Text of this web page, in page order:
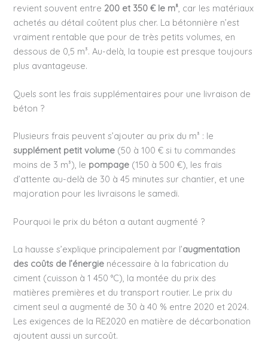
revient souvent entre 200 et 350 € le m³ , car les matériaux
achetés au détail coûtent plus cher. La bétonnière n’est
vraiment rentable que pour de très petits volumes, en
dessous de 0,5 m³. Au-delà, la toupie est presque toujours
plus avantageuse.
Quels sont les frais supplémentaires pour une livraison de
béton ?
Plusieurs frais peuvent s’ajouter au prix du m³ : le
supplément petit volume (50 à 100 € si tu commandes
moins de 3 m³), le pompage (150 à 500 €), les frais
d’attente au-delà de 30 à 45 minutes sur chantier, et une
majoration pour les livraisons le samedi.
Pourquoi le prix du béton a autant augmenté ?
La hausse s’explique principalement par l’augmentation
des coûts de l’énergie nécessaire à la fabrication du
ciment (cuisson à 1 450 °C), la montée du prix des
matières premières et du transport routier. Le prix du
ciment seul a augmenté de 30 à 40 % entre 2020 et 2024.
Les exigences de la RE2020 en matière de décarbonation
ajoutent aussi un surcoût.